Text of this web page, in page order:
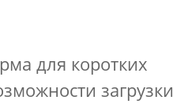
для коротких
загрузки